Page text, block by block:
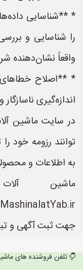
را شناسایی و
واقعاً نشان‌دهنده
* **اصلاح خطاهای
اندازه‌گیری
در سایت ماشین
توانند رزومه خود
به اطلاعات و
ماشین
جهت ثبت آگهی و
تلفن فروشنده های